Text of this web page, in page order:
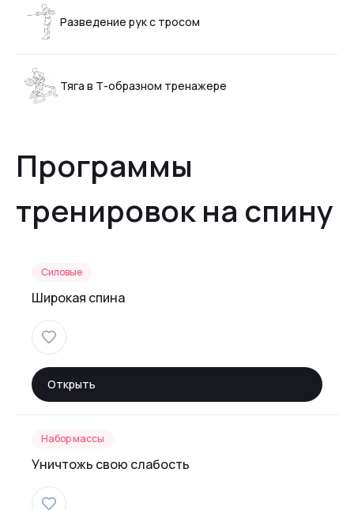
Разведение рук с тросом
Тяга в Т-образном тренажере
Программы
тренировок на спину
Силовые
Широкая спина
Открыть
Набор массы
Уничтожь свою слабость